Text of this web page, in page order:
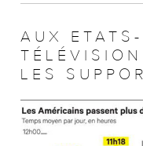
AUX
LES